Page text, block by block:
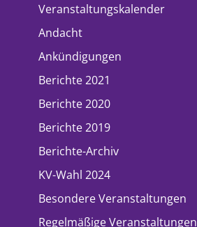
Veranstaltungskalender
Andacht
Ankündigungen
Berichte 2021
Berichte 2020
Berichte 2019
Berichte-Archiv
KV-Wahl 2024
Besondere Veranstaltungen
Regelmäßige Veranstaltungen